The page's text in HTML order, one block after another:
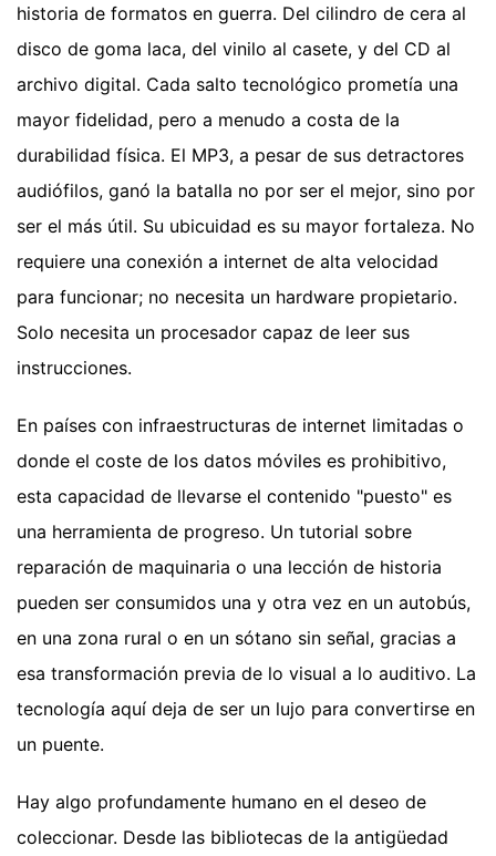
historia de formatos en guerra. Del cilindro de cera al
disco de goma laca, del vinilo al casete, y del CD al
archivo digital. Cada salto tecnológico prometía una
mayor fidelidad, pero a menudo a costa de la
durabilidad física. El MP3, a pesar de sus detractores
audiófilos, ganó la batalla no por ser el mejor, sino por
ser el más útil. Su ubicuidad es su mayor fortaleza. No
requiere una conexión a internet de alta velocidad
para funcionar; no necesita un hardware propietario.
Solo necesita un procesador capaz de leer sus
instrucciones.
En países con infraestructuras de internet limitadas o
donde el coste de los datos móviles es prohibitivo,
esta capacidad de llevarse el contenido "puesto" es
una herramienta de progreso. Un tutorial sobre
reparación de maquinaria o una lección de historia
pueden ser consumidos una y otra vez en un autobús,
en una zona rural o en un sótano sin señal, gracias a
esa transformación previa de lo visual a lo auditivo. La
tecnología aquí deja de ser un lujo para convertirse en
un puente.
Hay algo profundamente humano en el deseo de
coleccionar. Desde las bibliotecas de la antigüedad